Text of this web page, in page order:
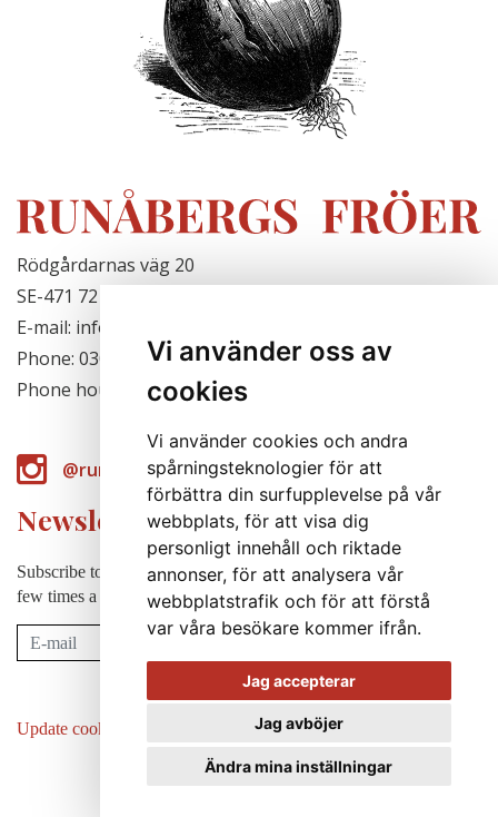
Vi använder oss av
cookies
Vi använder cookies och andra
spårningsteknologier för att
förbättra din surfupplevelse på vår
webbplats, för att visa dig
personligt innehåll och riktade
annonser, för att analysera vår
webbplatstrafik och för att förstå
var våra besökare kommer ifrån.
Jag accepterar
Jag avböjer
Ändra mina inställningar
Rödgårdarnas väg 20
SE-471 72 Hjälteby, Sweden
E-mail: info@runabergsfroer.se
Phone: 0303-777140
Phone hours: Closed for the season
@runabergsfroer
Newsletter
Subscribe to our newsletter to receive news, cultivation tips etc. a
few times a year (in swedish).
Subscribe
Update cookies preferences